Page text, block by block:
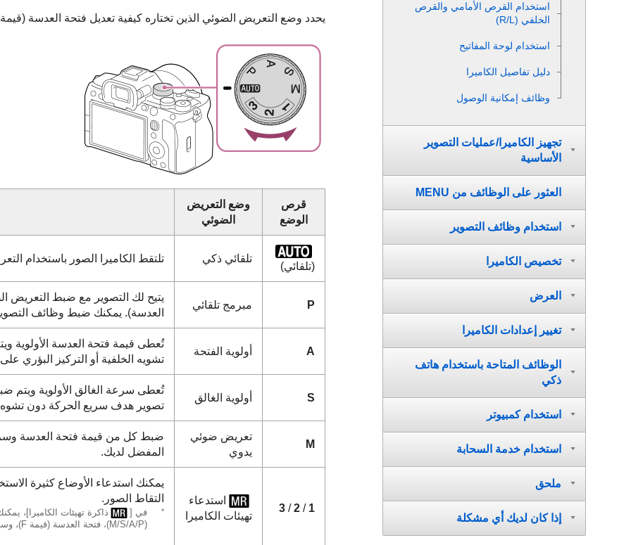
يحدد وضع التعريض الضوئي الذين تختاره كيفية تعديل فتحة العدسة (قيمة F) وسرعة الغالق.
قرص
الوضع
وضع التعريض
الضوئي
(تلقائي)
تلقائي ذكي تلتقط الكاميرا الصور باستخدام
P مبرمج تلقائي
يتيح لك التصوير مع ضبط التعريض
العدسة). يمكنك ضبط وظائف
A أولوية الفتحة
تُعطى قيمة فتحة العدسة الأولوية
تشويه الخلفية أو التركيز البؤري
S أولوية الغالق
تُعطى سرعة الغالق الأولوية ويتم
تصوير هدف سريع الحركة دون تشوه،
M
تعريض ضوئي
يدوي
ضبط كل من قيمة فتحة العدسة
المفضل لديك.
1
/
2
/
3
استدعاء
تهيئات الكاميرا
يمكنك استدعاء الأوضاع كثيرة
التقاط الصور.
* في [ ذاكرة تهيئات الكاميرا] ،
‏(P‏/A‏/S‏/M)، فتحة العدسة (قيمة F)، وسرعة الغالق.
استخدام القرص الأمامي والقرص
الخلفي (L‏/R)
استخدام لوحة المفاتيح
دليل تفاصيل الكاميرا
وظائف إمكانية الوصول
تجهيز الكاميرا/عمليات التصوير
الأساسية
العثور على الوظائف من MENU
استخدام وظائف التصوير
تخصيص الكاميرا
العرض
تغيير إعدادات الكاميرا
الوظائف المتاحة باستخدام هاتف
ذكي
استخدام كمبيوتر
استخدام خدمة السحابة
ملحق
إذا كان لديك أي مشكلة